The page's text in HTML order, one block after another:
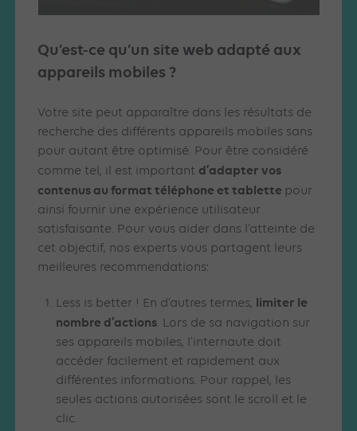
Qu’est-ce qu’un site web adapté aux
appareils mobiles ?
Votre site peut apparaître dans les résultats de
recherche des différents appareils mobiles sans
pour autant être optimisé. Pour être considéré
comme tel, il est important d’adapter vos
contenus au format téléphone et tablette pour
ainsi fournir une expérience utilisateur
satisfaisante. Pour vous aider dans l’atteinte de
cet objectif, nos experts vous partagent leurs
meilleures recommendations:
Less is better ! En d’autres termes, limiter le
nombre d’actions. Lors de sa navigation sur
ses appareils mobiles, l’internaute doit
accéder facilement et rapidement aux
différentes informations. Pour rappel, les
seules actions autorisées sont le scroll et le
clic.